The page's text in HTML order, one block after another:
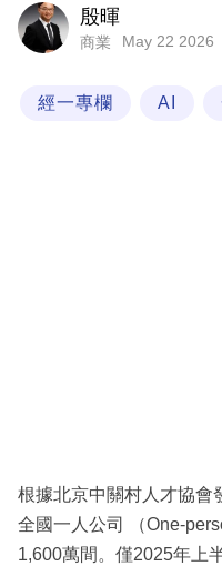
業
閱
專
區
殷暉
商業 May 22 2026
經一專欄 AI
根據北京中關村人才協會
全國一人公司 （One-
1,600萬間。僅2025年上